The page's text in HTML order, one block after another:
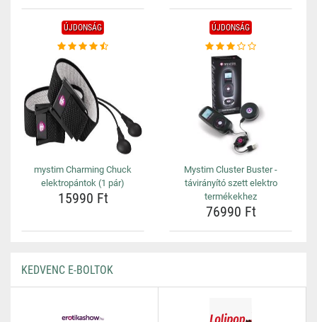
ÚJDONSÁG
mystim Charming Chuck
elektropántok (1 pár)
15990 Ft
ÚJDONSÁG
Mystim Cluster Buster -
távirányító szett elektro
termékekhez
76990 Ft
KEDVENC E-BOLTOK